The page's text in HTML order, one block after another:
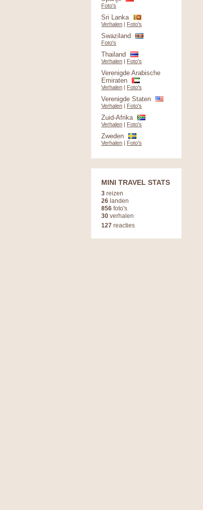
Foto's
Sri Lanka
Verhalen | Foto's
Swaziland
Foto's
Thailand
Verhalen | Foto's
Verenigde Arabische
Emiraten
Verhalen | Foto's
Verenigde Staten
Verhalen | Foto's
Zuid-Afrika
Verhalen | Foto's
Zweden
Verhalen | Foto's
MINI TRAVEL STATS
3 reizen
26 landen
856 foto's
30 verhalen
127 reacties